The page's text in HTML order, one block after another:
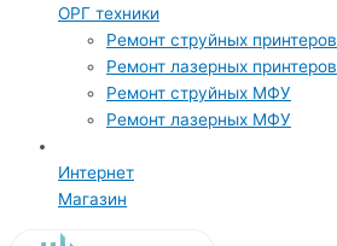
ОРГ техники
Ремонт струйных принтеров
Ремонт лазерных принтеров
Ремонт струйных МФУ
Ремонт лазерных МФУ
Интернет
Магазин